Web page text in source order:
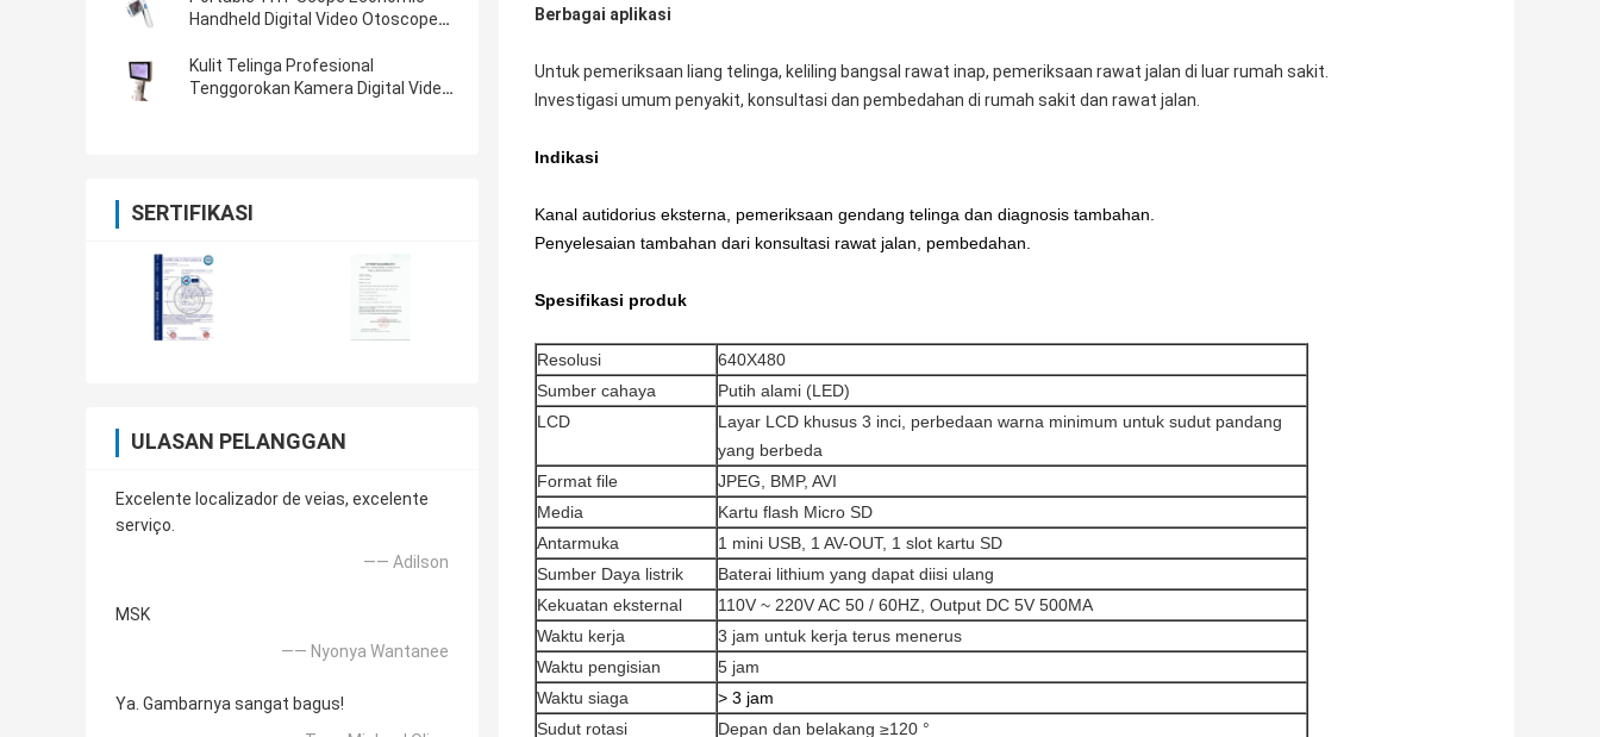
Handheld Digital Video Otoscope
Kulit Telinga Profesional
Tenggorokan Kamera Digital Video
SERTIFIKASI
ULASAN PELANGGAN
Excelente localizador de veias, excelente
serviço.
—— Adilson
MSK
—— Nyonya Wantanee
Ya. Gambarnya sangat bagus!
Berbagai aplikasi
Untuk pemeriksaan liang telinga, keliling bangsal rawat inap, pemeriksaan rawat jalan di luar rumah sakit.
Investigasi umum penyakit, konsultasi dan pembedahan di rumah sakit dan rawat jalan.
Indikasi
Kanal autidorius eksterna, pemeriksaan gendang telinga dan diagnosis tambahan.
Penyelesaian tambahan dari konsultasi rawat jalan, pembedahan.
Spesifikasi produk
Resolusi
640X480
Sumber cahaya
Putih alami (LED)
LCD
Layar LCD khusus 3 inci, perbedaan warna minimum untuk sudut pandang
yang berbeda
Format file
JPEG, BMP, AVI
Media
Kartu flash Micro SD
Antarmuka
1 mini USB, 1 AV-OUT, 1 slot kartu SD
Sumber Daya listrik
Baterai lithium yang dapat diisi ulang
Kekuatan eksternal
110V ~ 220V AC 50 / 60HZ, Output DC 5V 500MA
Waktu kerja
3 jam untuk kerja terus menerus
Waktu pengisian
5 jam
Waktu siaga
> 3 jam
Sudut rotasi
Depan dan belakang ≥120 °